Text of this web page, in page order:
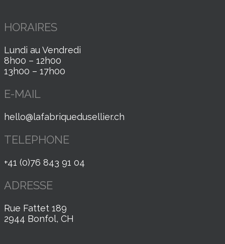
HORAIRES
Lundi au Vendredi
8h00 – 12h00
13h00 – 17h00
E-MAIL
hello@lafabriquedusellier.ch
TELEPHONE
+41 (0)76 843 91 04
ADRESSE
Rue Fattet 189
2944 Bonfol, CH